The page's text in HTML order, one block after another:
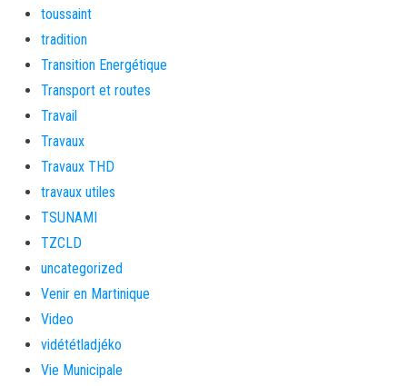
toussaint
tradition
Transition Energétique
Transport et routes
Travail
Travaux
Travaux THD
travaux utiles
TSUNAMI
TZCLD
uncategorized
Venir en Martinique
Video
vidététladjéko
Vie Municipale